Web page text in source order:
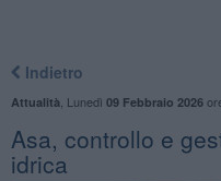
Indietro
Attualità Lunedì 09 Febbraio 2026
Asa, controllo e
idrica